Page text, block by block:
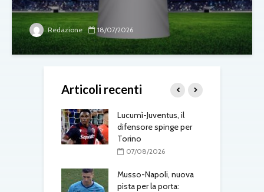
Redazione 18/07/2026
Articoli recenti
Lucumì-Juventus, il
difensore spinge per
Torino
07/08/2026
Musso-Napoli, nuova
pista per la porta: